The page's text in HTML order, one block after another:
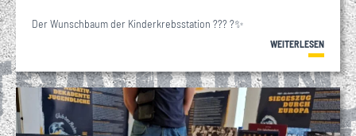
Der Wunschbaum der Kinderkrebsstation ??? ?✨
WEITERLESEN